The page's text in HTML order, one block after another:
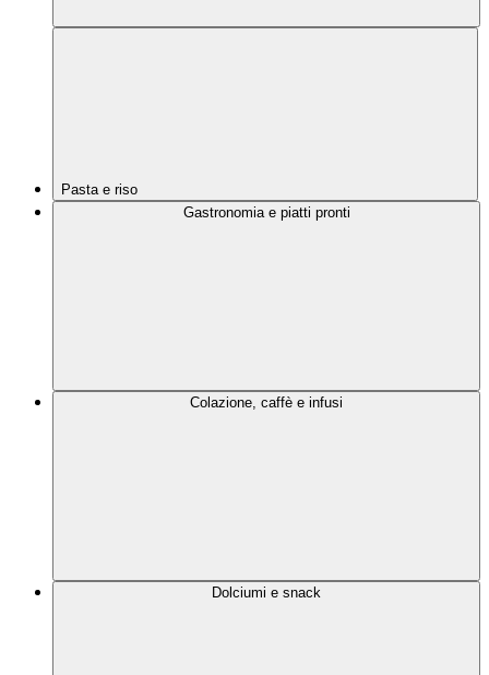
Pasta e riso
Gastronomia e piatti pronti
Colazione, caffè e infusi
Dolciumi e snack